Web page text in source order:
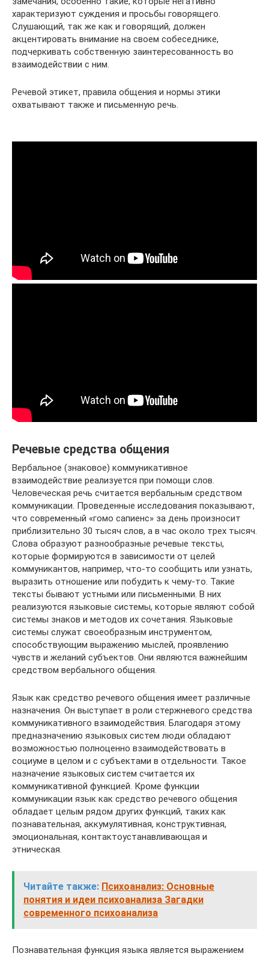
характеризуют суждения и просьбы говорящего.
Слушающий, так же как и говорящий, должен
акцентировать внимание на своем собеседнике,
подчеркивать собственную заинтересованность во
взаимодействии с ним.
Речевой этикет, правила общения и нормы этики
охватывают также и письменную речь.
Речевые средства общения
Вербальное (знаковое) коммуникативное
взаимодействие реализуется при помощи слов.
Человеческая речь считается вербальным средством
коммуникации. Проведенные исследования показывают,
что современный «гомо сапиенс» за день произносит
приблизительно 30 тысяч слов, а в час около трех тысяч.
Слова образуют разнообразные речевые тексты,
которые формируются в зависимости от целей
коммуникантов, например, что-то сообщить или узнать,
выразить отношение или побудить к чему-то. Такие
тексты бывают устными или письменными. В них
реализуются языковые системы, которые являют собой
системы знаков и методов их сочетания. Языковые
системы служат своеобразным инструментом,
способствующим выражению мыслей, проявлению
чувств и желаний субъектов. Они являются важнейшим
средством вербального общения.
Язык как средство речевого общения имеет различные
назначения. Он выступает в роли стержневого средства
коммуникативного взаимодействия. Благодаря этому
предназначению языковых систем люди обладают
возможностью полноценно взаимодействовать в
социуме в целом и с субъектами в отдельности. Такое
назначение языковых систем считается их
коммуникативной функцией. Кроме функции
коммуникации язык как средство речевого общения
обладает целым рядом других функций, таких как
познавательная, аккумулятивная, конструктивная,
эмоциональная, контактоустанавливающая и
этническая.
Читайте также: Психоанализ: Основные
понятия и идеи психоанализа Загадки
современного психоанализа
Познавательная функция языка является выражением